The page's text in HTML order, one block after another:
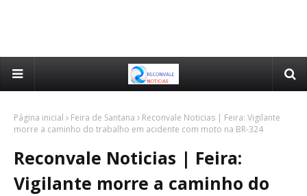
Página inicial Feira de Santana
Reconvale Noticias | Feira: Vigilante
morre a caminho do trabalho em acidente com moto na BR-324
Reconvale Noticias | Feira:
Vigilante morre a caminho do